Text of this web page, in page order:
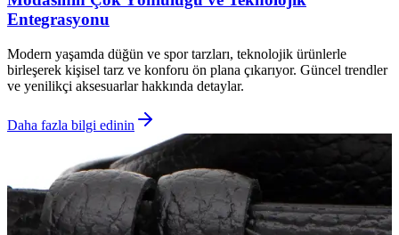
Entegrasyonu
Modern yaşamda düğün ve spor tarzları, teknolojik ürünlerle
birleşerek kişisel tarz ve konforu ön plana çıkarıyor. Güncel trendler
ve yenilikçi aksesuarlar hakkında detaylar.
Daha fazla bilgi edinin